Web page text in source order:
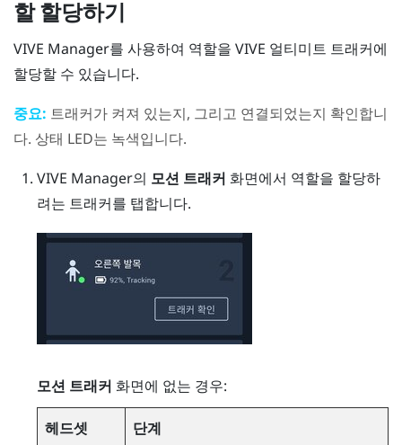
할 할당하기
VIVE Manager를 사용하여 역할을 VIVE 얼티미트 트래커에
할당할 수 있습니다.
중요: 트래커가 켜져 있는지, 그리고 연결되었는지 확인합니
다. 상태 LED는 녹색입니다.
VIVE Manager의 모션 트래커 화면에서 역할을 할당하
려는 트래커를 탭합니다.
모션 트래커 화면에 없는 경우:
헤드셋
단계